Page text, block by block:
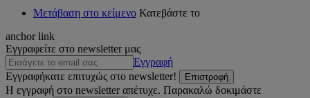
Μετάβαση στο κείμενο Κατεβάστε το
anchor link
Εγγραφείτε στο newsletter μας
Εγγραφή
Εγγραφήκατε επιτυχώς στο newsletter!
Επιστροφή
Η εγγραφή στο newsletter απέτυχε. Παρακαλώ δοκιμάστε